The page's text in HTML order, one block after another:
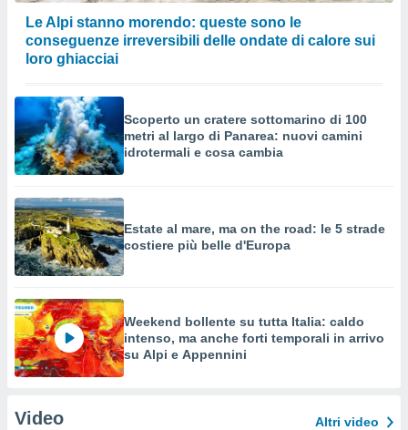
Le Alpi stanno morendo: queste sono le
conseguenze irreversibili delle ondate di calore sui
loro ghiacciai
Scoperto un cratere sottomarino di 100
metri al largo di Panarea: nuovi camini
idrotermali e cosa cambia
Estate al mare, ma on the road: le 5 strade
costiere più belle d'Europa
Weekend bollente su tutta Italia: caldo
intenso, ma anche forti temporali in arrivo
su Alpi e Appennini
Video Altri video